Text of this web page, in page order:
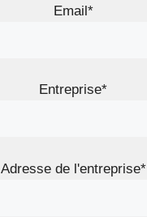
Email*
Entreprise*
Adresse de l'entreprise*